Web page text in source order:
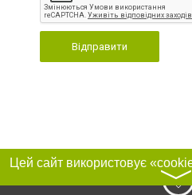
Відправити
〉